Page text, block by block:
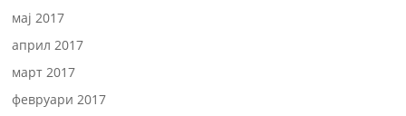
мај 2017
април 2017
март 2017
февруари 2017